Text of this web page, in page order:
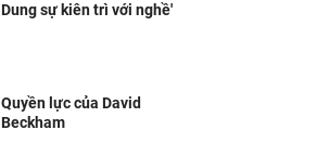
Dung sự kiên trì với nghề'
Quyền lực của David
Beckham